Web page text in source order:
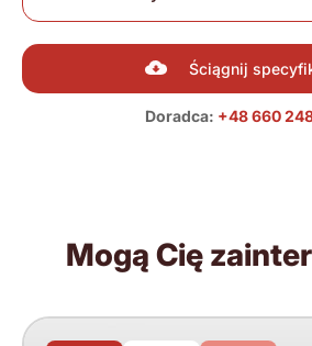
Ściągnij
Doradca: +48 660
Mogą Cię